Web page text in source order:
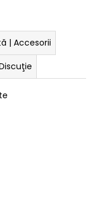
| Accesorii